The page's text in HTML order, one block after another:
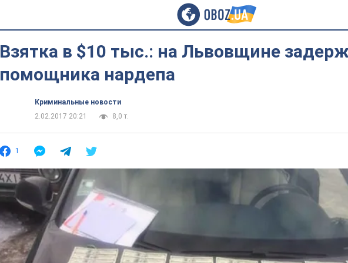
Взятка в $10 тыс.: на Львовщине
помощника нардепа
Криминальные новости
2.02.2017 20:21
8,0 т.
1